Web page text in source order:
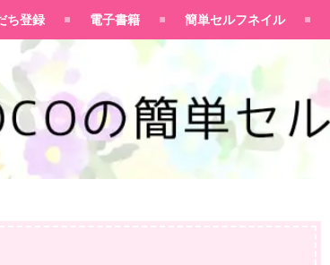
ち登録 電子書籍 簡単セルフネイル